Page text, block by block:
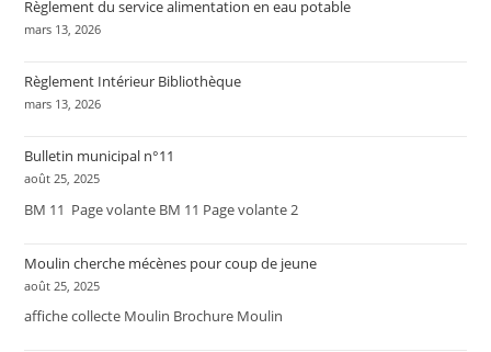
Règlement du service alimentation en eau potable
mars 13, 2026
Règlement Intérieur Bibliothèque
mars 13, 2026
Bulletin municipal n°11
août 25, 2025
BM 11 Page volante BM 11 Page volante 2
Moulin cherche mécènes pour coup de jeune
août 25, 2025
affiche collecte Moulin Brochure Moulin